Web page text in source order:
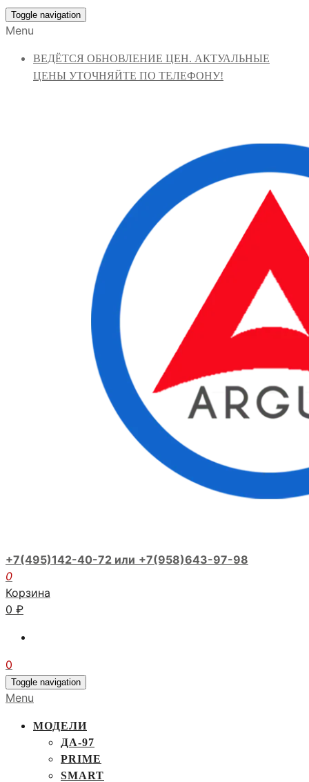
Toggle navigation
Menu
ВЕДЁТСЯ ОБНОВЛЕНИЕ ЦЕН. АКТУАЛЬНЫЕ
ЦЕНЫ УТОЧНЯЙТЕ ПО ТЕЛЕФОНУ!
+7(495)142-40-72 или +7(958)643-97-98
0
Корзина
0 ₽
0
Toggle navigation
Menu
МОДЕЛИ
ДА-97
PRIME
SMART